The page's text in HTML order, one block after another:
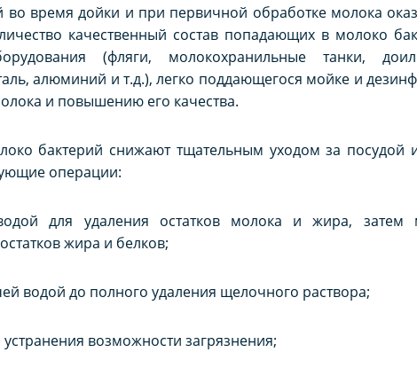
во время дойки и при первичной обработке молока
качественный состав попадающих в молоко
(фляги, молокохранильные танки,
алюминий и т.д.), легко поддающегося мойке и
и повышению его качества.
бактерий снижают тщательным уходом за посудой
операции:
для удаления остатков молока и жира, затем
жира и белков;
водой до полного удаления щелочного раствора;
возможности загрязнения;